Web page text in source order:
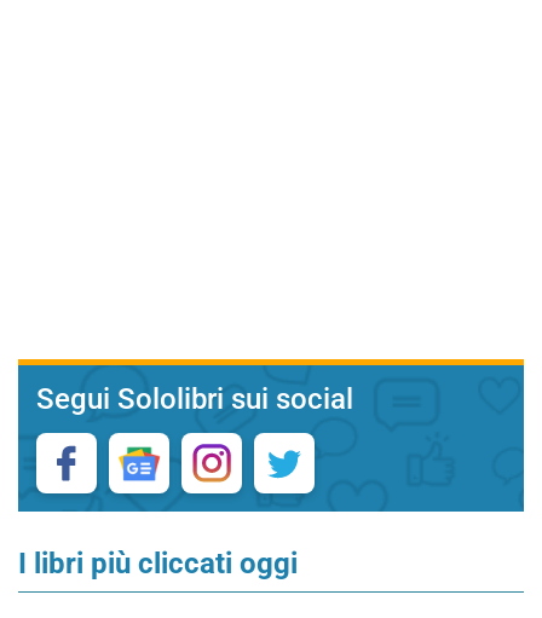
Segui Sololibri sui social
I libri più cliccati oggi